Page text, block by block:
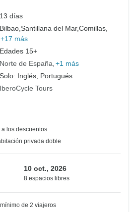
13 días
Bilbao,Santillana del Mar,Comillas,
+17 más
Edades 15+
Norte de España +1 más
Solo: Inglés, Portugués
IberoCycle Tours
los descuentos
privada doble
10 oct., 2026
8 espacios libres
de 2 viajeros